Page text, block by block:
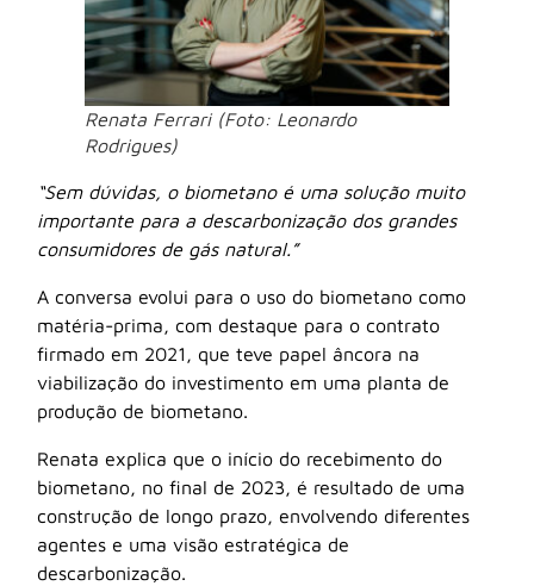
Renata Ferrari (Foto: Leonardo
Rodrigues)
“Sem dúvidas, o biometano é uma solução muito
importante para a descarbonização dos grandes
consumidores de gás natural.”
A conversa evolui para o uso do biometano como
matéria-prima, com destaque para o contrato
firmado em 2021, que teve papel âncora na
viabilização do investimento em uma planta de
produção de biometano.
Renata explica que o início do recebimento do
biometano, no final de 2023, é resultado de uma
construção de longo prazo, envolvendo diferentes
agentes e uma visão estratégica de
descarbonização.